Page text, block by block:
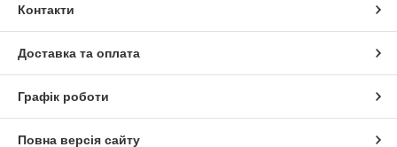
Контакти
Доставка та оплата
Графік роботи
Повна версія сайту